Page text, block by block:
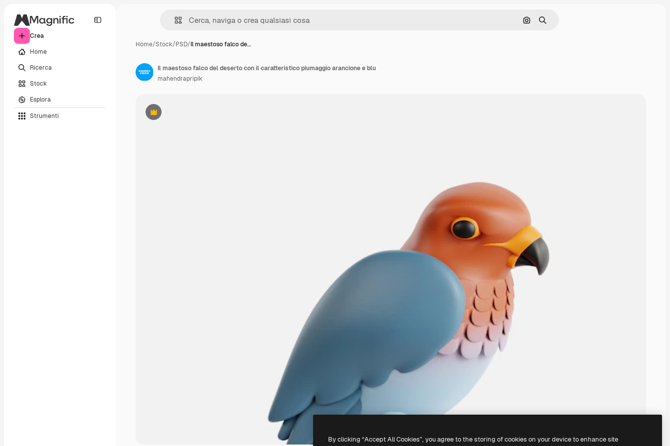
Crea
Home
Ricerca
Stock
Esplora
Strumenti
Cerca per immagine
Ricerca
Home/Stock/PSD/Il maestoso falco de…
Premium
Il maestoso falco del deserto con il caratteristico piumaggio arancione e blu
mahendrapripik
By clicking “Accept All Cookies”, you agree to the storing of cookies on your device to enhance site